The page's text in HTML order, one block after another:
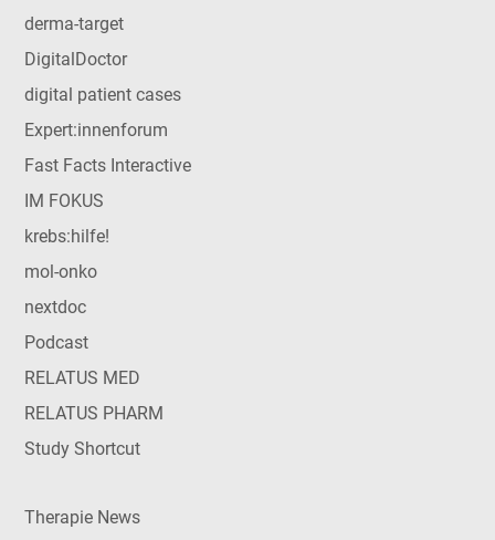
derma-target
DigitalDoctor
digital patient cases
Expert:innenforum
Fast Facts Interactive
IM FOKUS
krebs:hilfe!
mol-onko
nextdoc
Podcast
RELATUS MED
RELATUS PHARM
Study Shortcut
Therapie News